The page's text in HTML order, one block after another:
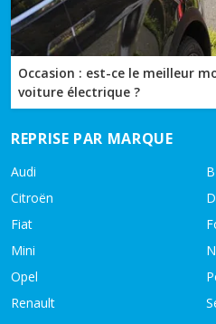
Occasion : est-ce le meilleur
voiture électrique ?
REPRISE PAR MARQUE
Audi
Citroën
Fiat
Mini
Opel
Renault